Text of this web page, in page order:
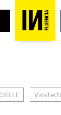
VivaTech